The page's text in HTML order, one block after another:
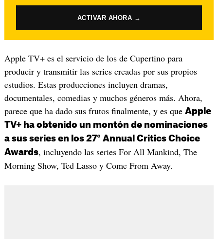
ACTIVAR AHORA →
Apple TV+ es el servicio de los de Cupertino para
producir y transmitir las series creadas por sus propios
estudios. Estas producciones incluyen dramas,
documentales, comedias y muchos géneros más. Ahora,
parece que ha dado sus frutos finalmente, y es que Apple
TV+ ha obtenido un montón de nominaciones
a sus series en los 27° Annual Critics Choice
Awards, incluyendo las series For All Mankind, The
Morning Show, Ted Lasso y Come From Away.